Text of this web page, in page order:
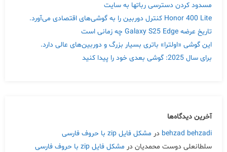
مسدود کردن دسترسی رباتها به سایت
Honor 400 Lite کنترل دوربین را به گوشی‌های اقتصادی می‌آورد.
تاریخ عرضه Galaxy S25 Edge چه زمانی است
این گوشی «اولترا» باتری بسیار بزرگ و دوربین‌های عالی دارد.
برای سال 2025: گوشی بعدی خود را پیدا کنید
آخرین دیدگاه‌ها
behzad behzadi در مشکل فایل zip با حروف فارسی
سلطانعلی دوست محمدیان در مشکل فایل zip با حروف فارسی